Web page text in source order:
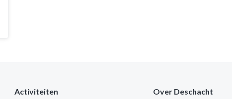
Activiteiten
Over Deschacht